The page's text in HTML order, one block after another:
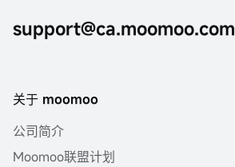
support@ca.moomoo.com
关于 moomoo
公司简介
Moomoo联盟计划